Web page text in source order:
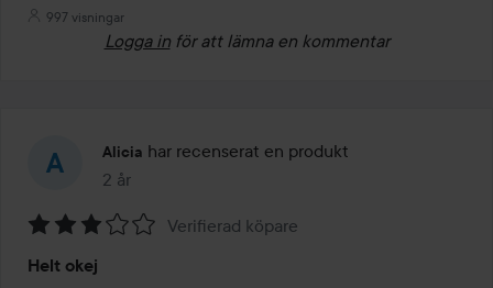
997 visningar
Logga in för att lämna en kommentar
Alicia har recenserat en produkt
2 år
Inlägget skapades 2 år
3
Verifierad köpare
Helt okej